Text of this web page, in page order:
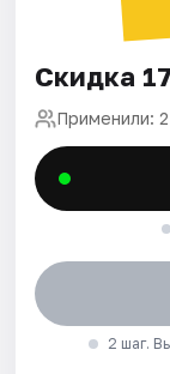
Скидка
Применили:
2 шаг.